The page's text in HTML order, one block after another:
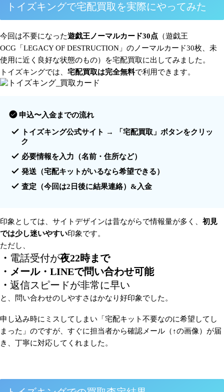
トイズキングで宅配買取を実際にやってみた
今回は不要になった遊戯王ノーマルカード30点 （遊戯王
OCG「LEGACY OF DESTRUCTION」のノーマルカード30枚、未
使用に近く良好な状態のもの）を宅配買取に出してみました。
トイズキングでは、 宅配買取は完全無料で利用できます。
申込〜入金までの流れ
トイズキング公式サイト → 「宅配買取」ボタンをクリッ
ク
必要情報を入力（名前・住所など）
発送（宅配キットがいるなら希望できる）
査定（今回は2日後に結果連絡）&入金
印象としては、サイトデザインは昔ながらで情報量が多く、 初見
では少し迷いやすい印象です。
ただし、
・ 電話受付が夜22時まで
・メール・LINEで問い合わせ可能
・ 返信スピードが非常に早い
と、問い合わせのしやすさはかなり好印象でした。
申し込み時にミスしてしまい「宅配キット不要なのに希望してし
まった」のですが、すぐに担当者から確認メール（↑の画像）が届
き、丁寧に対応してくれました。